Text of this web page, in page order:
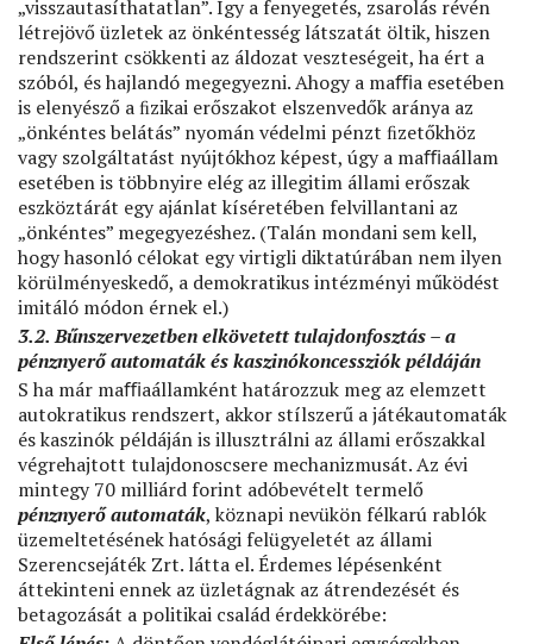
„visszautasíthatatlan”. Így a fenyegetés, zsarolás révén
létrejövő üzletek az önkéntesség látszatát öltik, hiszen
rendszerint csökkenti az áldozat veszteségeit, ha ért a
szóból, és hajlandó megegyezni. Ahogy a maﬃa esetében
is elenyésző a ﬁzikai erőszakot elszenvedők aránya az
„önkéntes belátás” nyomán védelmi pénzt ﬁzetőkhöz
vagy szolgáltatást nyújtókhoz képest, úgy a maﬃaállam
esetében is többnyire elég az illegitim állami erőszak
eszköztárát egy ajánlat kíséretében felvillantani az
„önkéntes” megegyezéshez. (Talán mondani sem kell,
hogy hasonló célokat egy virtigli diktatúrában nem ilyen
körülményeskedő, a demokratikus intézményi működést
imitáló módon érnek el.)
3.2. Bűnszervezetben elkövetett tulajdonfosztás – a
pénznyerő automaták és kaszinókoncessziók példáján
S ha már maﬃaállamként határozzuk meg az elemzett
autokratikus rendszert, akkor stílszerű a játékautomaták
és kaszinók példáján is illusztrálni az állami erőszakkal
végrehajtott tulajdonoscsere mechanizmusát. Az évi
mintegy 70 milliárd forint adóbevételt termelő
pénznyerő automaták, köznapi nevükön félkarú rablók
üzemeltetésének hatósági felügyeletét az állami
Szerencsejáték Zrt. látta el. Érdemes lépésenként
áttekinteni ennek az üzletágnak az átrendezését és
betagozását a politikai család érdekkörébe: